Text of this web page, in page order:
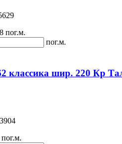
пог.м.
пог.м.
классика шир. 220 Кр